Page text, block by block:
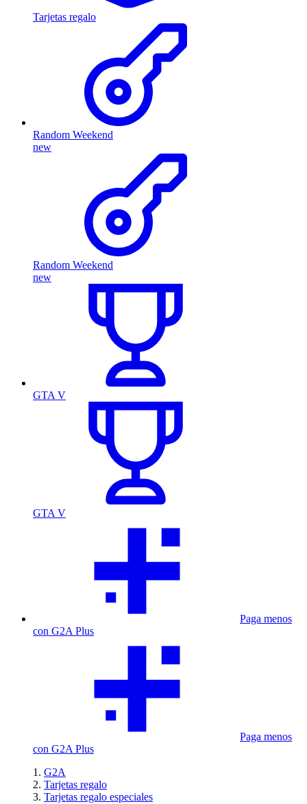
Tarjetas regalo
Random Weekend
new
Random Weekend
new
GTA V
GTA V
Paga menos
con G2A Plus
Paga menos
con G2A Plus
G2A
Tarjetas regalo
Tarjetas regalo especiales